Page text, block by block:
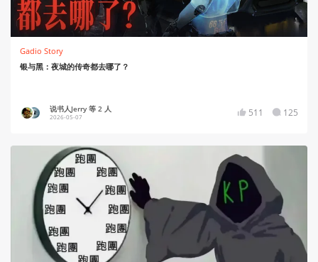
Gadio Story
银与黑：夜城的传奇都去哪了？
说书人Jerry 等 2 人
2026-05-07 511 125